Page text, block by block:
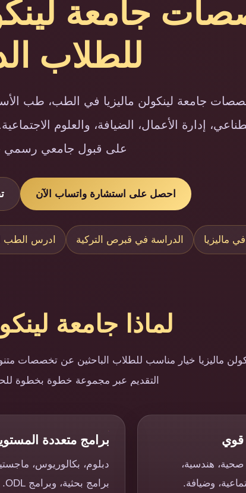
للطلاب
جامعة لينكولن ماليزيا في الطب، طب
إدارة الأعمال، الضيافة، والعلوم
على قبول جامعي رسمي
احصل على استشارة واتساب الآن
ماليزيا الدراسة في قبرص التركية ادرس الطب
لماذا جامعة
ماليزيا خيار مناسب للطلاب الباحثين عن تخصصات
التقديم عبر مجموعة خطوة بخطوة
قوي
هندسية،
وضيافة.
برامج متعددة
دبلوم، بكالوريوس،
برامج بحثية، وبرامج ODL.